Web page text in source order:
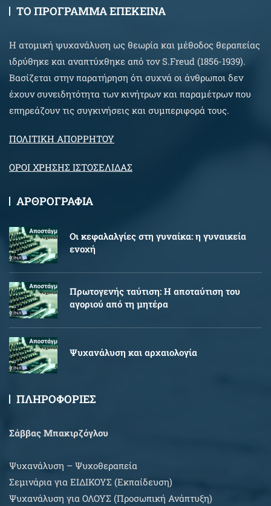
ΤΟ ΠΡΟΓΡΑΜΜΑ ΕΠΕΚΕΙΝΑ
Η ατομική ψυχανάλυση ως θεωρία και μέθοδος θεραπείας
ιδρύθηκε και αναπτύχθηκε από τον S.Freud (1856-1939).
Βασίζεται στην παρατήρηση ότι συχνά οι άνθρωποι δεν
έχουν συνειδητότητα των κινήτρων και παραμέτρων που
επηρεάζουν τις συγκινήσεις και συμπεριφορά τους.
ΠΟΛΙΤΙΚΗ ΑΠΟΡΡΗΤΟΥ
ΟΡΟΙ ΧΡΗΣΗΣ ΙΣΤΟΣΕΛΙΔΑΣ
ΑΡΘΡΟΓΡΑΦΙΑ
Oι κεφαλαλγίες στη γυναίκα: η γυναικεία
ενοχή
Πρωτογενής ταύτιση: Η αποταύτιση του
αγοριού από τη μητέρα
Ψυχανάλυση και αρχαιολογία
ΠΛΗΡΟΦΟΡΙΕΣ
Σάββας Μπακιρζόγλου
Ψυχανάλυση – Ψυχοθεραπεία
Σεμινάρια για EIΔΙΚΟΥΣ (Εκπαίδευση)
Ψυχανάλυση για ΟΛΟΥΣ (Προσωπική Ανάπτυξη)